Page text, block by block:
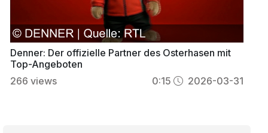
Denner: Der offizielle Partner des Osterhasen mit
Top-Angeboten
266 views 0:15 2026-03-31